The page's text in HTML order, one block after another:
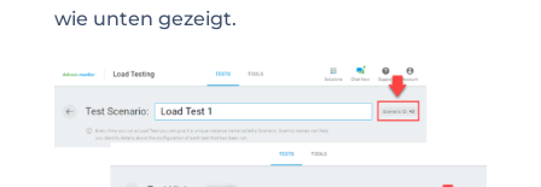
wie unten gezeigt.